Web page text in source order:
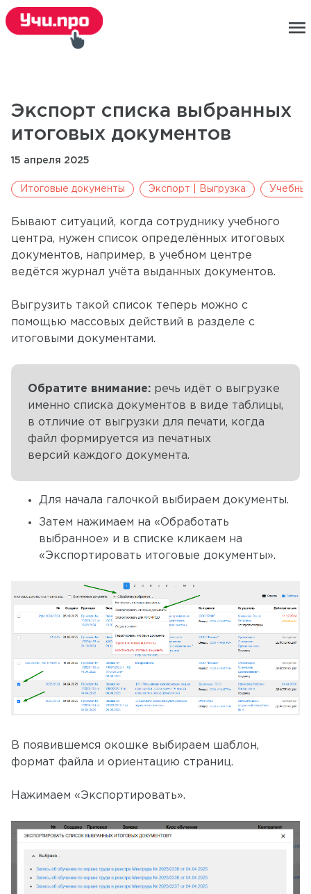
menu
Экспорт списка выбранных
итоговых документов
15 апреля 2025
Итоговые документы Экспорт | Выгрузка
Бывают ситуаций, когда сотруднику учебного
центра, нужен список определённых итоговых
документов, например, в учебном центре
ведётся журнал учёта выданных документов.
Выгрузить такой список теперь можно с
помощью массовых действий в разделе с
итоговыми документами.
Обратите внимание: речь идёт о выгрузке
именно списка документов в виде таблицы,
в отличие от выгрузки для печати, когда
файл формируется из печатных
версий каждого документа.
Для начала галочкой выбираем документы.
Затем нажимаем на «Обработать
выбранное» и в списке кликаем на
«Экспортировать итоговые документы».
В появившемся окошке выбираем шаблон,
формат файла и ориентацию страниц.
Нажимаем «Экспортировать».